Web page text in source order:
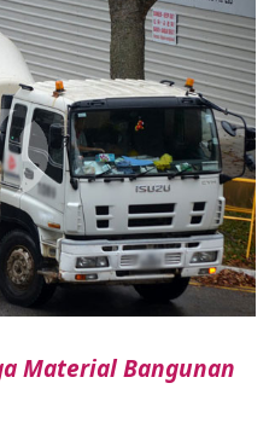
Material Bangunan